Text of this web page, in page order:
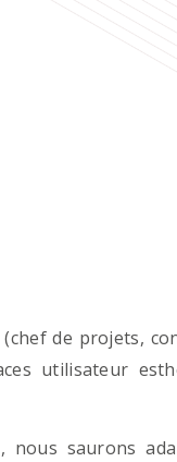
de projets,
utilisateur
nous saurons